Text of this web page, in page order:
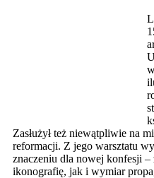
Zasłużył też niewątpliwie na
reformacji. Z jego warsztatu
znaczeniu dla nowej konfesji
ikonografię, jak i wymiar